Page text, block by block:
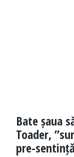
Bate șaua
Toader,
pre-sentință